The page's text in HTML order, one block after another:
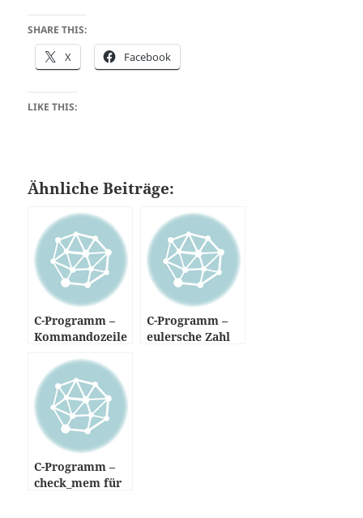
SHARE THIS:
X Facebook
LIKE THIS:
Ähnliche Beiträge:
C-Programm –
Kommandozeile
C-Programm –
eulersche Zahl
C-Programm –
check_mem für